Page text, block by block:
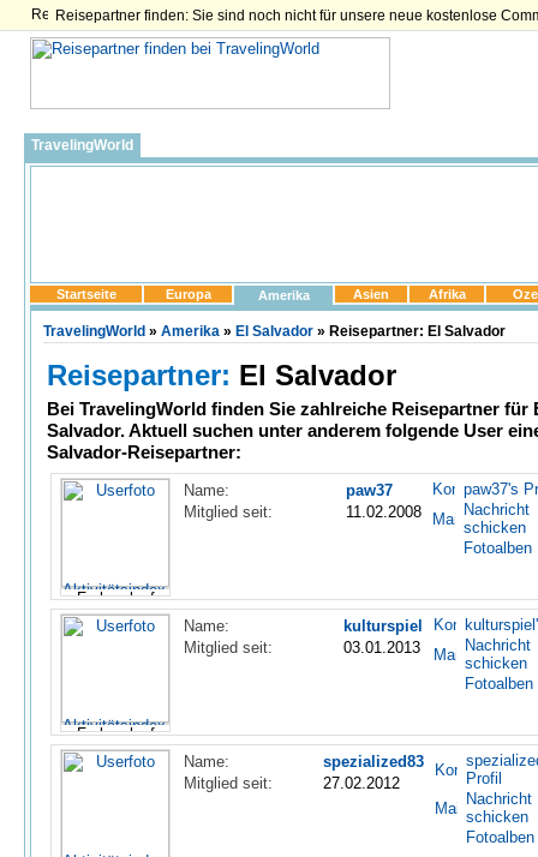
Reisepartner finden: Sie sind noch nicht für unsere neue kostenlose
TravelingWorld
Startseite Europa Amerika Asien Afrika
TravelingWorld » Amerika » El Salvador » Reisepartner: El Salvador
Reisepartner: El Salvador
Bei TravelingWorld finden Sie zahlreiche Reisepartner für
Salvador. Aktuell suchen unter anderem folgende User
Salvador-Reisepartner:
Name:
paw37
Mitglied seit:
11.02.2008
paw37's
Nachricht
schicken
Fotoalben
Name:
kulturspiel
Mitglied seit:
03.01.2013
Nachricht
schicken
Fotoalben
Name:
spezialized83
Mitglied seit:
27.02.2012
Profil
Nachricht
schicken
Fotoalben